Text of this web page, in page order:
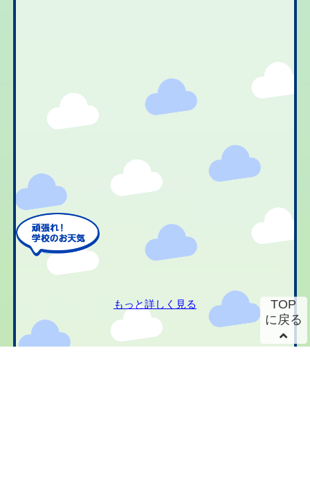
もっと詳しく見る
TOP
に戻る